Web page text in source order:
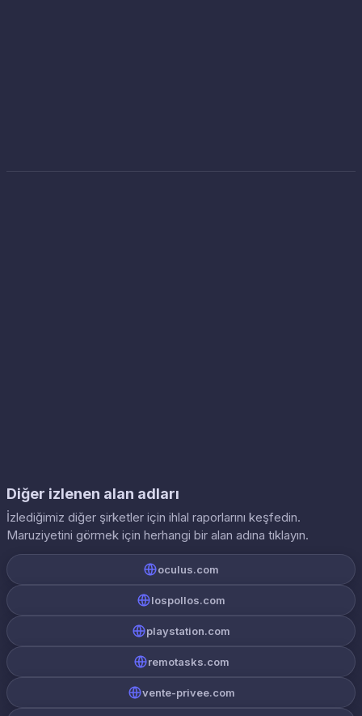
Diğer izlenen alan adları
İzlediğimiz diğer şirketler için ihlal raporlarını keşfedin.
Maruziyetini görmek için herhangi bir alan adına tıklayın.
oculus.com
lospollos.com
playstation.com
remotasks.com
vente-privee.com